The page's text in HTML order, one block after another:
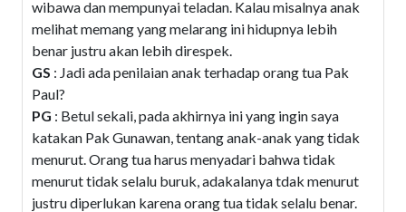
wibawa dan mempunyai teladan. Kalau misalnya anak
melihat memang yang melarang ini hidupnya lebih
benar justru akan lebih direspek.
GS : Jadi ada penilaian anak terhadap orang tua Pak
Paul?
PG : Betul sekali, pada akhirnya ini yang ingin saya
katakan Pak Gunawan, tentang anak-anak yang tidak
menurut. Orang tua harus menyadari bahwa tidak
menurut tidak selalu buruk, adakalanya tdak menurut
justru diperlukan karena orang tua tidak selalu benar.